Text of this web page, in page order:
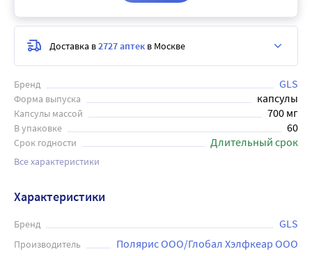
Бренд GLS
Форма выпуска капсулы
Капсулы массой 700 мг
В упаковке 60
Срок годности Длительный срок
Все характеристики
Доставка в2727 аптек в Москве
Характеристики
Бренд GLS
Производитель Полярис ООО/Глобал Хэлфкеар ООО